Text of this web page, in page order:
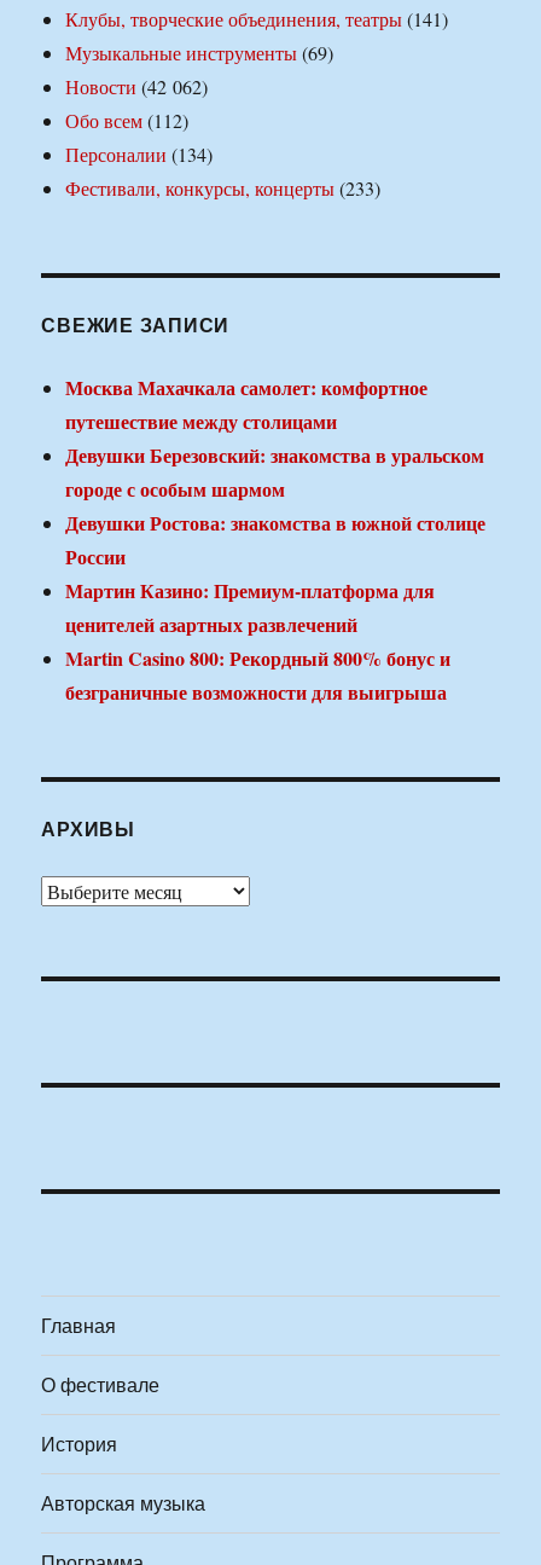
Клубы, творческие объединения, театры(141)
Музыкальные инструменты(69)
Новости (42 062)
Обо всем(112)
Персоналии (134)
Фестивали, конкурсы, концерты(233)
СВЕЖИЕ ЗАПИСИ
Москва Махачкала самолет: комфортное
путешествие между столицами
Девушки Березовский: знакомства в уральском
городе с особым шармом
Девушки Ростова: знакомства в южной столице
России
Мартин Казино: Премиум-платформа для
ценителей азартных развлечений
Martin Casino 800: Рекордный 800% бонус и
безграничные возможности для выигрыша
АРХИВЫ
Архивы
Главная
О фестивале
История
Авторская музыка